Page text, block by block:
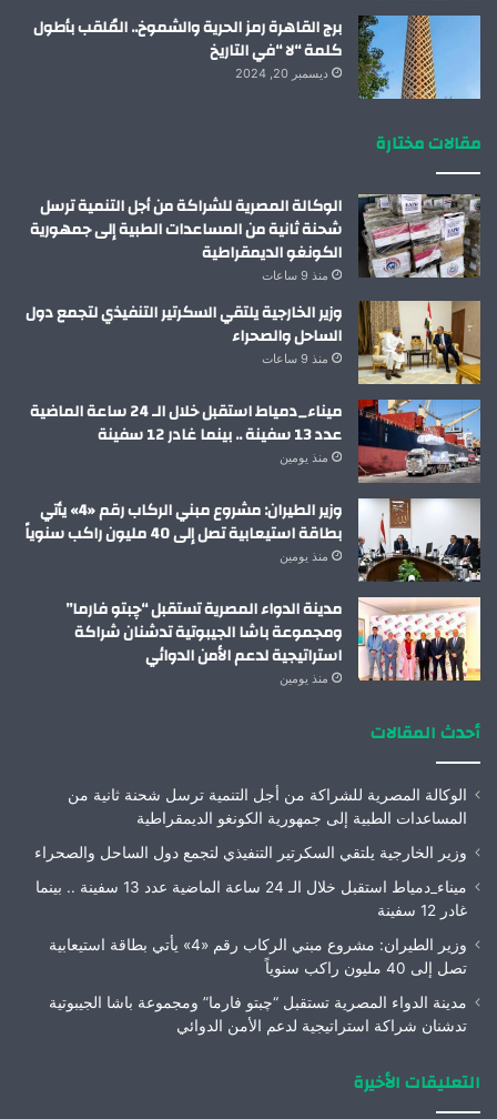
برج القاهرة رمز الحرية والشموخ.. المُلقب بأطول
كلمة “لا “في التاريخ
ديسمبر 20, 2024
مقالات مختارة
الوكالة المصرية للشراكة من أجل التنمية ترسل
شحنة ثانية من المساعدات الطبية إلى جمهورية
الكونغو الديمقراطية
منذ 9 ساعات
وزير الخارجية يلتقي السكرتير التنفيذي لتجمع دول
الساحل والصحراء
منذ 9 ساعات
ميناء_دمياط استقبل خلال الـ 24 ساعة الماضية
عدد 13 سفينة .. بينما غادر 12 سفينة
منذ يومين
وزير الطيران: مشروع مبني الركاب رقم «4» يأتي
بطاقة استيعابية تصل إلى 40 مليون راكب سنوياً
منذ يومين
مدينة الدواء المصرية تستقبل “چبتو فارما”
ومجموعة باشا الجيبوتية تدشنان شراكة
استراتيجية لدعم الأمن الدوائي
منذ يومين
أحدث المقالات
الوكالة المصرية للشراكة من أجل التنمية ترسل شحنة ثانية من
المساعدات الطبية إلى جمهورية الكونغو الديمقراطية
وزير الخارجية يلتقي السكرتير التنفيذي لتجمع دول الساحل والصحراء
ميناء_دمياط استقبل خلال الـ 24 ساعة الماضية عدد 13 سفينة .. بينما
غادر 12 سفينة
وزير الطيران: مشروع مبني الركاب رقم «4» يأتي بطاقة استيعابية
تصل إلى 40 مليون راكب سنوياً
مدينة الدواء المصرية تستقبل “چبتو فارما” ومجموعة باشا الجيبوتية
تدشنان شراكة استراتيجية لدعم الأمن الدوائي
التعليقات الأخيرة